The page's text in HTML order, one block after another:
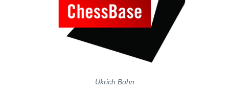
Ukrich Bohn